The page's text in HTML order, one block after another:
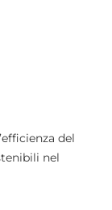
del
nel